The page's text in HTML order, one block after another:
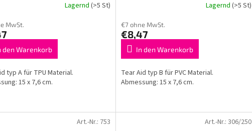
Lagernd (>5 St)
MwSt.
den Warenkorb
typ A für TPU Material.
15 x 7,6 cm.
Lagernd (>5 St)
€7 ohne MwSt.
€8,47
In den Warenkorb
Tear Aid typ B für PVC Material.
Abmessung: 15 x 7,6 cm.
Art.-Nr.: 753 Art.-Nr.: 306/250